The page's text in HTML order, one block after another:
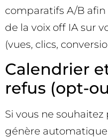
comparatifs A/B
de la voix off IA sur
(vues, clics,
Calendrier
refus (opt-
Si vous ne
génère